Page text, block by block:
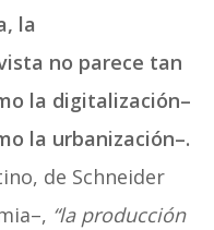
la
no parece tan
la digitalización–
la urbanización–.
de Schneider
“la producción